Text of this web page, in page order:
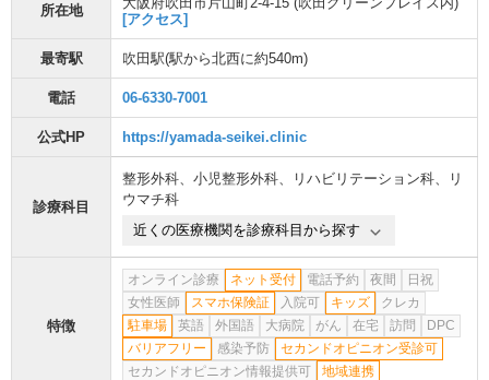
所在地
[アクセス]
最寄駅 吹田駅(駅から北西に約540m)
電話 06-6330-7001
公式HP https://yamada-seikei.clinic
診療科目
整形外科、 小児整形外科、 リハビリテーション科、
リ
ウマチ科
近くの医療機関を診療科目から探す
特徴
オンライン診療 ネット受付 電話予約 夜間
日祝
女性医師
スマホ保険証 入院可 キッズ
クレカ
駐車場
英語 外国語 大病院 がん 在宅 訪問
DPC
バリアフリー
感染予防
セカンドオピニオン受診可
セカンドオピニオン情報提供可
地域連携